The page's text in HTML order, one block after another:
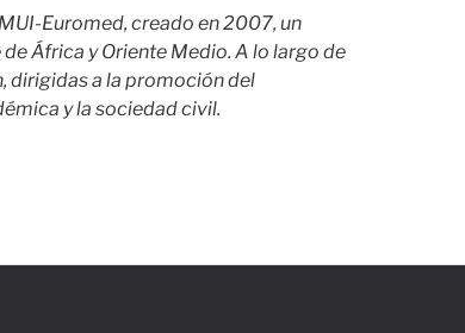
Euromed, creado en 2007, un
África y Oriente Medio. A lo largo de
dirigidas a la promoción del
y la sociedad civil.